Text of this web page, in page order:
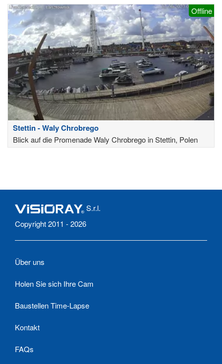
Offline
Stettin - Waly Chrobrego
Blick auf die Promenade Waly Chrobrego in Stettin, Polen
S.r.l.
Copyright 2011 - 2026
Über uns
Holen Sie sich Ihre Cam
Baustellen Time-Lapse
Kontakt
FAQs